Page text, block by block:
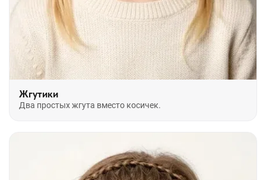
Жгутики
Два простых жгута вместо косичек.